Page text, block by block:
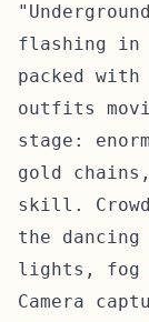
flashing in
packed
outfits
stage:
gold
skill.
the
lights, fog
Camera